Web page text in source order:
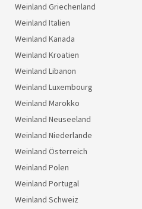
Weinland Griechenland
Weinland Italien
Weinland Kanada
Weinland Kroatien
Weinland Libanon
Weinland Luxembourg
Weinland Marokko
Weinland Neuseeland
Weinland Niederlande
Weinland Österreich
Weinland Polen
Weinland Portugal
Weinland Schweiz